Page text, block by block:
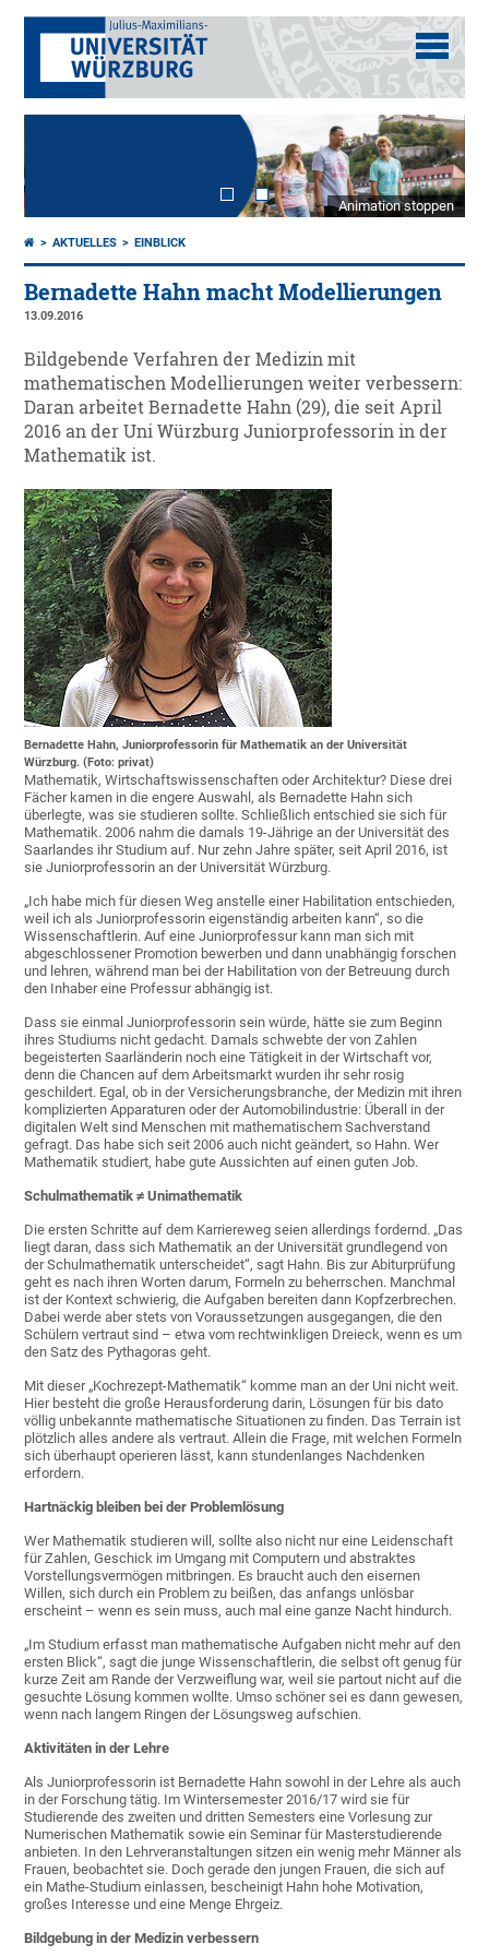
Animation stoppen
AKTUELLES EINBLICK
Bernadette Hahn macht Modellierungen
13.09.2016
Bildgebende Verfahren der Medizin mit
mathematischen Modellierungen weiter verbessern:
Daran arbeitet Bernadette Hahn (29), die seit April
2016 an der Uni Würzburg Juniorprofessorin in der
Mathematik ist.
Bernadette Hahn, Juniorprofessorin für Mathematik an der Universität
Würzburg. (Foto: privat)
Mathematik, Wirtschaftswissenschaften oder Architektur? Diese drei
Fächer kamen in die engere Auswahl, als Bernadette Hahn sich
überlegte, was sie studieren sollte. Schließlich entschied sie sich für
Mathematik. 2006 nahm die damals 19-Jährige an der Universität des
Saarlandes ihr Studium auf. Nur zehn Jahre später, seit April 2016, ist
sie Juniorprofessorin an der Universität Würzburg.
„Ich habe mich für diesen Weg anstelle einer Habilitation entschieden,
weil ich als Juniorprofessorin eigenständig arbeiten kann“, so die
Wissenschaftlerin. Auf eine Juniorprofessur kann man sich mit
abgeschlossener Promotion bewerben und dann unabhängig forschen
und lehren, während man bei der Habilitation von der Betreuung durch
den Inhaber eine Professur abhängig ist.
Dass sie einmal Juniorprofessorin sein würde, hätte sie zum Beginn
ihres Studiums nicht gedacht. Damals schwebte der von Zahlen
begeisterten Saarländerin noch eine Tätigkeit in der Wirtschaft vor,
denn die Chancen auf dem Arbeitsmarkt wurden ihr sehr rosig
geschildert. Egal, ob in der Versicherungsbranche, der Medizin mit ihren
komplizierten Apparaturen oder der Automobilindustrie: Überall in der
digitalen Welt sind Menschen mit mathematischem Sachverstand
gefragt. Das habe sich seit 2006 auch nicht geändert, so Hahn. Wer
Mathematik studiert, habe gute Aussichten auf einen guten Job.
Schulmathematik ≠ Unimathematik
Die ersten Schritte auf dem Karriereweg seien allerdings fordernd. „Das
liegt daran, dass sich Mathematik an der Universität grundlegend von
der Schulmathematik unterscheidet“, sagt Hahn. Bis zur Abiturprüfung
geht es nach ihren Worten darum, Formeln zu beherrschen. Manchmal
ist der Kontext schwierig, die Aufgaben bereiten dann Kopfzerbrechen.
Dabei werde aber stets von Voraussetzungen ausgegangen, die den
Schülern vertraut sind – etwa vom rechtwinkligen Dreieck, wenn es um
den Satz des Pythagoras geht.
Mit dieser „Kochrezept-Mathematik“ komme man an der Uni nicht weit.
Hier besteht die große Herausforderung darin, Lösungen für bis dato
völlig unbekannte mathematische Situationen zu finden. Das Terrain ist
plötzlich alles andere als vertraut. Allein die Frage, mit welchen Formeln
sich überhaupt operieren lässt, kann stundenlanges Nachdenken
erfordern.
Hartnäckig bleiben bei der Problemlösung
Wer Mathematik studieren will, sollte also nicht nur eine Leidenschaft
für Zahlen, Geschick im Umgang mit Computern und abstraktes
Vorstellungsvermögen mitbringen. Es braucht auch den eisernen
Willen, sich durch ein Problem zu beißen, das anfangs unlösbar
erscheint – wenn es sein muss, auch mal eine ganze Nacht hindurch.
„Im Studium erfasst man mathematische Aufgaben nicht mehr auf den
ersten Blick“, sagt die junge Wissenschaftlerin, die selbst oft genug für
kurze Zeit am Rande der Verzweiflung war, weil sie partout nicht auf die
gesuchte Lösung kommen wollte. Umso schöner sei es dann gewesen,
wenn nach langem Ringen der Lösungsweg aufschien.
Aktivitäten in der Lehre
Als Juniorprofessorin ist Bernadette Hahn sowohl in der Lehre als auch
in der Forschung tätig. Im Wintersemester 2016/17 wird sie für
Studierende des zweiten und dritten Semesters eine Vorlesung zur
Numerischen Mathematik sowie ein Seminar für Masterstudierende
anbieten. In den Lehrveranstaltungen sitzen ein wenig mehr Männer als
Frauen, beobachtet sie. Doch gerade den jungen Frauen, die sich auf
ein Mathe-Studium einlassen, bescheinigt Hahn hohe Motivation,
großes Interesse und eine Menge Ehrgeiz.
Bildgebung in der Medizin verbessern